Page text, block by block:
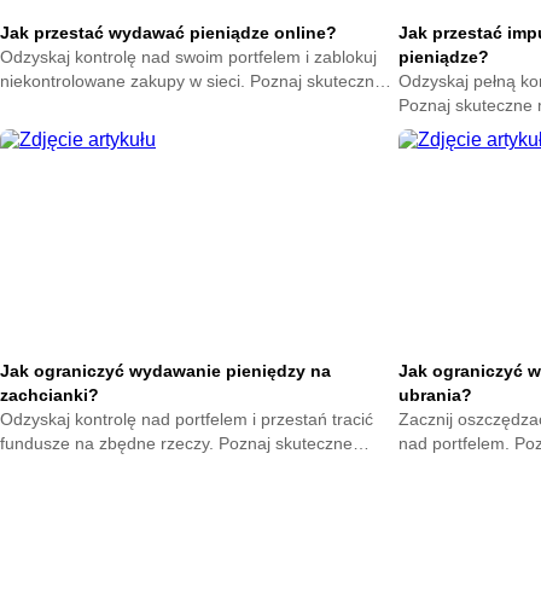
Jak przestać wydawać pieniądze online?
Odzyskaj kontrolę nad swoim portfelem i zablokuj
niekontrolowane zakupy w sieci. Poznaj skuteczne
przycisku kup teraz.
Jak przestać
pieniądze?
Odzyskaj pełną
Poznaj skuteczne
nagłych
oszczędności już
Jak ograniczyć wydawanie pieniędzy na
zachcianki?
Odzyskaj kontrolę nad portfelem i przestań tracić
fundusze na zbędne rzeczy. Poznaj skuteczne
Jak ograniczyć
ubrania?
Zacznij
nad portfelem.